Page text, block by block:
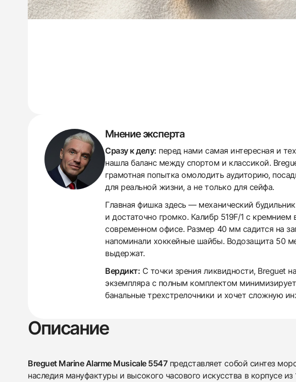
Мнение эксперта
Сразу к делу: перед нами самая интересная и
нашла баланс между спортом и классикой.
грамотная попытка омолодить аудиторию,
для реальной жизни, а не только для сейфа.
Главная фишка здесь — механический
и достаточно громко. Калибр 519F/1 с
современном офисе. Размер 40 мм садится на
напоминали хоккейные шайбы. Водозащита 50
выдержат.
Вердикт: С точки зрения ликвидности, Breguet
экземпляра с полным комплектом
банальные трехстрелочники и хочет сложную
Описание
Breguet Marine Alarme Musicale 5547представляет собой синтез
наследия мануфактуры и высокого часового искусства в корпусе из